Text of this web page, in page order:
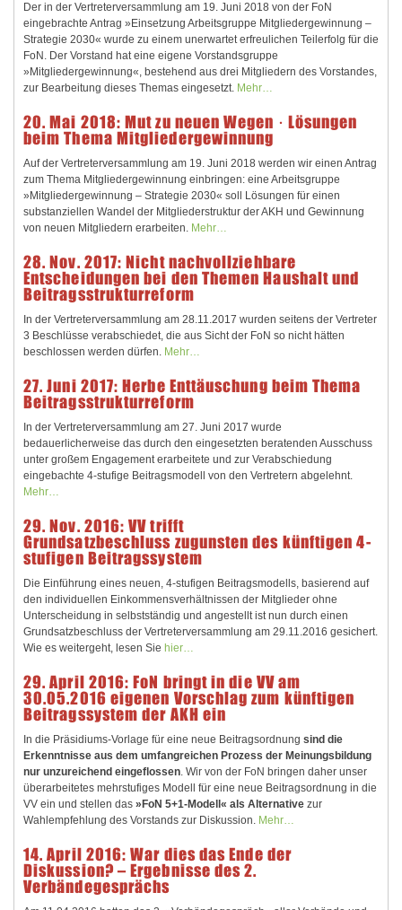
Der in der Vertreterversammlung am 19. Juni 2018 von der FoN
eingebrachte Antrag »Einsetzung Arbeitsgruppe Mitgliedergewinnung –
Strategie 2030« wurde zu einem unerwartet erfreulichen Teilerfolg für die
FoN. Der Vorstand hat eine eigene Vorstandsgruppe
»Mitgliedergewinnung«, bestehend aus drei Mitgliedern des Vorstandes,
zur Bearbeitung dieses Themas eingesetzt. Mehr…
20. Mai 2018: Mut zu neuen Wegen · Lösungen
beim Thema Mitgliedergewinnung
Auf der Vertreterversammlung am 19. Juni 2018 werden wir einen Antrag
zum Thema Mitgliedergewinnung einbringen: eine Arbeitsgruppe
»Mitgliedergewinnung – Strategie 2030« soll Lösungen für einen
substanziellen Wandel der Mitgliederstruktur der AKH und Gewinnung
von neuen Mitgliedern erarbeiten. Mehr…
28. Nov. 2017: Nicht nachvollziehbare
Entscheidungen bei den Themen Haushalt und
Beitragsstrukturreform
In der Vertreterversammlung am 28.11.2017 wurden seitens der Vertreter
3 Beschlüsse verabschiedet, die aus Sicht der FoN so nicht hätten
beschlossen werden dürfen. Mehr…
27. Juni 2017: Herbe Enttäuschung beim Thema
Beitragsstrukturreform
In der Vertreterversammlung am 27. Juni 2017 wurde
bedauerlicherweise das durch den eingesetzten beratenden Ausschuss
unter großem Engagement erarbeitete und zur Verabschiedung
eingebachte 4-stufige Beitragsmodell von den Vertretern abgelehnt.
Mehr…
29. Nov. 2016: VV trifft
Grundsatzbeschluss zugunsten des künftigen 4-
stufigen Beitragssystem
Die Einführung eines neuen, 4-stufigen Beitragsmodells, basierend auf
den individuellen Einkommensverhältnissen der Mitglieder ohne
Unterscheidung in selbstständig und angestellt ist nun durch einen
Grundsatzbeschluss der Vertreterversammlung am 29.11.2016 gesichert.
Wie es weitergeht, lesen Sie hier…
29. April 2016: FoN bringt in die VV am
30.05.2016 eigenen Vorschlag zum künftigen
Beitragssystem der AKH ein
In die Präsidiums-Vorlage für eine neue Beitragsordnung sind die
Erkenntnisse aus dem umfangreichen Prozess der Meinungsbildung
nur unzureichend eingeflossen. Wir von der FoN bringen daher unser
überarbeitetes mehrstufiges Modell für eine neue Beitragsordnung in die
VV ein und stellen das »FoN 5+1-Modell« als Alternative zur
Wahlempfehlung des Vorstands zur Diskussion. Mehr…
14. April 2016: War dies das Ende der
Diskussion? – Ergebnisse des 2.
Verbändegesprächs